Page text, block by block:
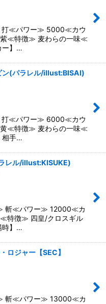
≪パワー≫ 5000≪カウ
≪特徴≫ 麦わらの一味≪
ー】…
ン(パラレル/illust:BISAI)
≪パワー≫ 6000≪カウ
≪特徴≫ 麦わらの一味≪
相手…
レル/illust:KISUKE)
斬≪パワー≫ 12000≪カ
徴≫ 四皇/クロスギル
時】…
ロジャー【SEC】
斬≪パワー≫ 13000≪カ